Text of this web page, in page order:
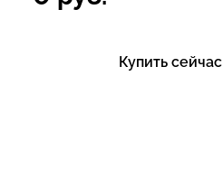
Купить сейчас